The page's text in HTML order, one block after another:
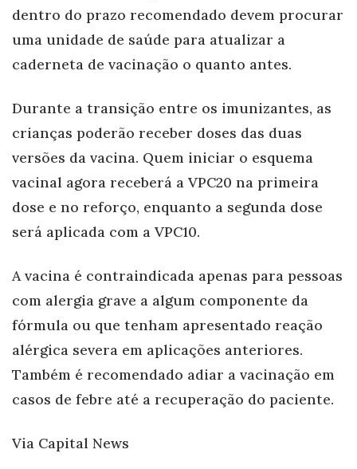
dentro do prazo recomendado devem procurar
uma unidade de saúde para atualizar a
caderneta de vacinação o quanto antes.
Durante a transição entre os imunizantes, as
crianças poderão receber doses das duas
versões da vacina. Quem iniciar o esquema
vacinal agora receberá a VPC20 na primeira
dose e no reforço, enquanto a segunda dose
será aplicada com a VPC10.
A vacina é contraindicada apenas para pessoas
com alergia grave a algum componente da
fórmula ou que tenham apresentado reação
alérgica severa em aplicações anteriores.
Também é recomendado adiar a vacinação em
casos de febre até a recuperação do paciente.
Via Capital News